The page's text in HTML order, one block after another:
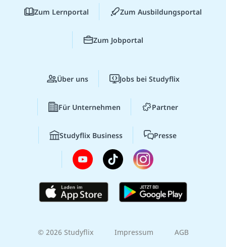
Zum Lernportal Zum Ausbildungsportal
Zum Jobportal
Über uns Jobs bei Studyflix
Für Unternehmen Partner
Studyflix Business Presse
© 2026 Studyflix Impressum AGB